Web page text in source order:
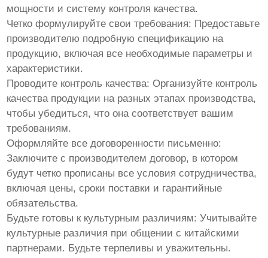
мощности и систему контроля качества.
Четко формулируйте свои требования: Предоставьте
производителю подробную спецификацию на
продукцию, включая все необходимые параметры и
характеристики.
Проводите контроль качества: Организуйте контроль
качества продукции на разных этапах производства,
чтобы убедиться, что она соответствует вашим
требованиям.
Оформляйте все договоренности письменно:
Заключите с производителем договор, в котором
будут четко прописаны все условия сотрудничества,
включая цены, сроки поставки и гарантийные
обязательства.
Будьте готовы к культурным различиям: Учитывайте
культурные различия при общении с китайскими
партнерами. Будьте терпеливы и уважительны.